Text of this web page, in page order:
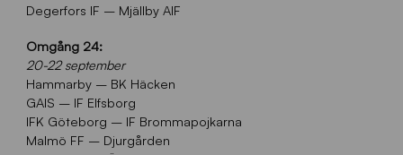
Degerfors IF – Mjällby AIF
Omgång 24:
20-22 september
Hammarby – BK Häcken
GAIS – IF Elfsborg
IFK Göteborg – IF Brommapojkarna
Malmö FF – Djurgården